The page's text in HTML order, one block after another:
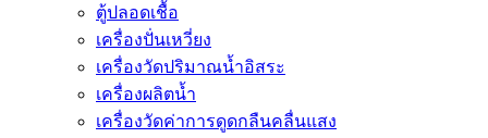
ตู้ปลอดเชื้อ
เครื่องปั่นเหวี่ยง
เครื่องวัดปริมาณน้ำอิสระ
เครื่องผลิตน้ำ
เครื่องวัดค่าการดูดกลืนคลื่นแสง